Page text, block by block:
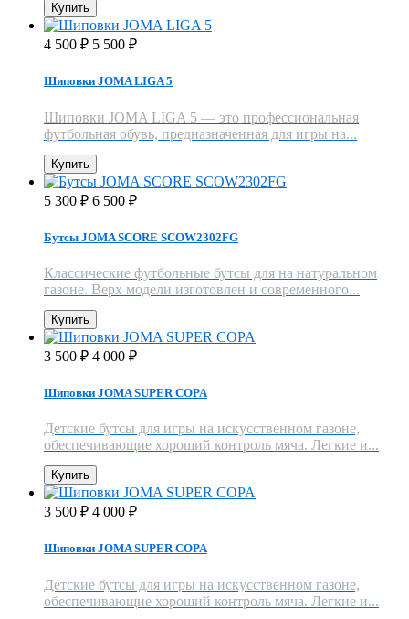
Купить
4 500 ₽ 5 500 ₽
Шиповки JOMA LIGA 5
Шиповки JOMA LIGA 5 — это профессиональная
футбольная обувь, предназначенная для игры на...
Купить
5 300 ₽ 6 500 ₽
Бутсы JOMA SCORE SCOW2302FG
Классические футбольные бутсы для на натуральном
газоне. Верх модели изготовлен и современного...
Купить
3 500 ₽ 4 000 ₽
Шиповки JOMA SUPER COPA
Детские бутсы для игры на искусственном газоне,
обеспечивающие хороший контроль мяча. Легкие и...
Купить
3 500 ₽ 4 000 ₽
Шиповки JOMA SUPER COPA
Детские бутсы для игры на искусственном газоне,
обеспечивающие хороший контроль мяча. Легкие и...